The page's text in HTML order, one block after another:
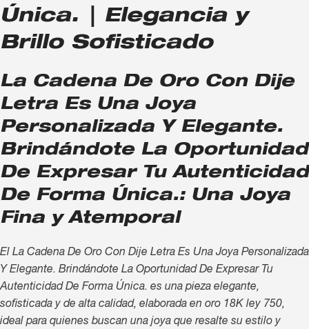
Única. | Elegancia y
Brillo Sofisticado
La Cadena De Oro Con Dije
Letra Es Una Joya
Personalizada Y Elegante.
Brindándote La Oportunidad
De Expresar Tu Autenticidad
De Forma Única.: Una Joya
Fina y Atemporal
El La Cadena De Oro Con Dije Letra Es Una Joya Personalizada
Y Elegante. Brindándote La Oportunidad De Expresar Tu
Autenticidad De Forma Única. es una pieza elegante,
sofisticada y de alta calidad, elaborada en oro 18K ley 750,
ideal para quienes buscan una joya que resalte su estilo y